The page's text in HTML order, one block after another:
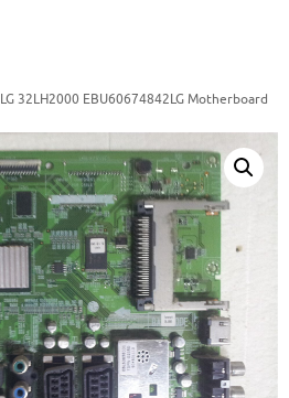
LG 32LH2000 EBU60674842LG Motherboard